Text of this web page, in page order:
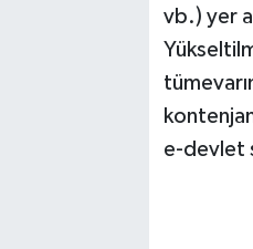
vb.) yer
e-devlet